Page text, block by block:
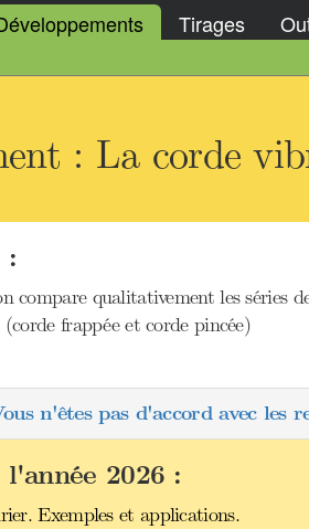
Tirages
: La corde
:
compare qualitativement les séries
frappée et corde pincée)
n'êtes pas d'accord avec les
l'année 2026 :
Exemples et applications.